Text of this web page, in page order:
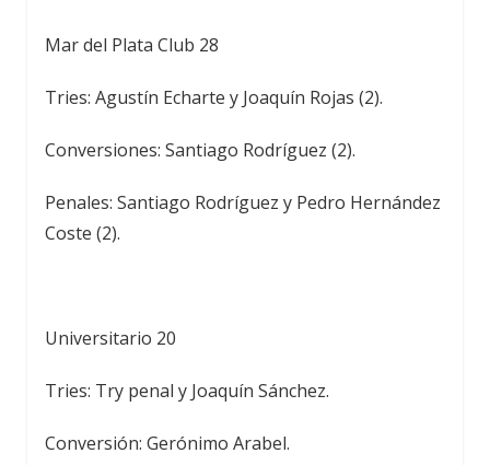
Mar del Plata Club 28
Tries: Agustín Echarte y Joaquín Rojas (2).
Conversiones: Santiago Rodríguez (2).
Penales: Santiago Rodríguez y Pedro Hernández
Coste (2).
Universitario 20
Tries: Try penal y Joaquín Sánchez.
Conversión: Gerónimo Arabel.